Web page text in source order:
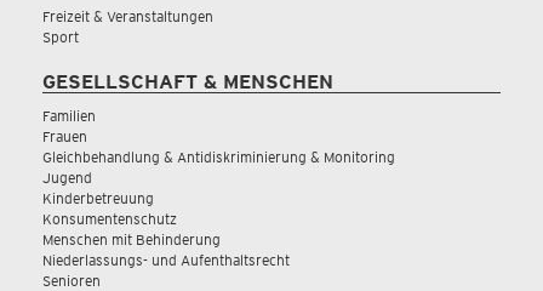
Freizeit & Veranstaltungen
Sport
GESELLSCHAFT & MENSCHEN
Familien
Frauen
Gleichbehandlung & Antidiskriminierung & Monitoring
Jugend
Kinderbetreuung
Konsumentenschutz
Menschen mit Behinderung
Niederlassungs- und Aufenthaltsrecht
Senioren